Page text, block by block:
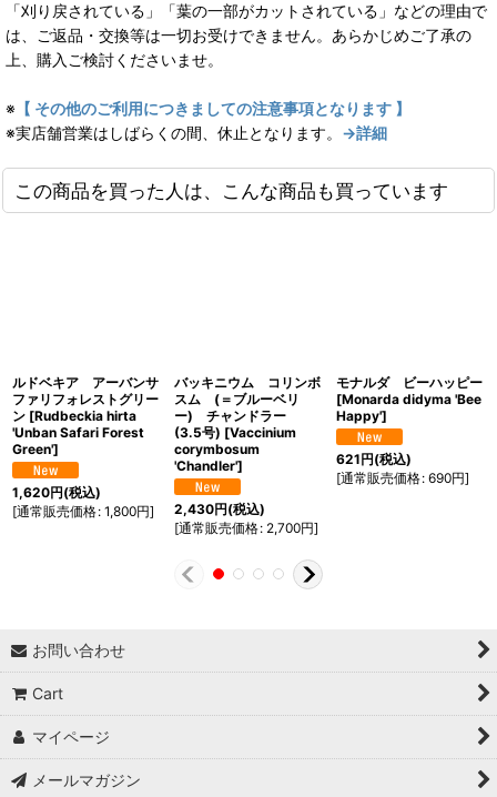
「刈り戻されている」「葉の一部がカットされている」などの理由で
は、ご返品・交換等は一切お受けできません。あらかじめご了承の
上、購入ご検討くださいませ。
※ 【 その他のご利用につきましての注意事項となります 】
※実店舗営業はしばらくの間、休止となります。 →詳細
この商品を買った人は、こんな商品も買っています
ルドベキア アーバンサ
ファリフォレストグリー
ン [Rudbeckia hirta
'Unban Safari Forest
Green']
1,620円(税込)
[通常販売価格: 1,800円]
バッキニウム コリンボ
スム (＝ブルーベリ
ー) チャンドラー
(3.5号) [Vaccinium
corymbosum
'Chandler']
2,430円(税込)
[通常販売価格: 2,700円]
モナルダ ビーハッピー
[Monarda didyma 'Bee
Happy']
621円(税込)
[通常販売価格: 690円]
お問い合わせ
Cart
マイページ
メールマガジン